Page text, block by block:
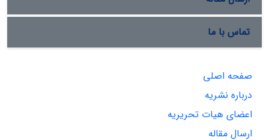
تماس با ما
صفحه اصلی
درباره نشریه
اعضای هیات تحریریه
ارسال مقاله